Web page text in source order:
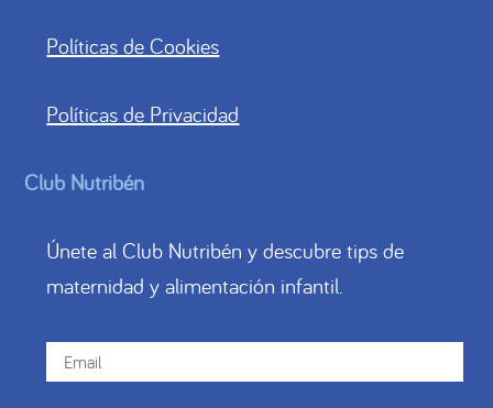
Políticas de Cookies
Políticas de Privacidad
Club Nutribén
Únete al Club Nutribén y descubre tips de
maternidad y alimentación infantil.